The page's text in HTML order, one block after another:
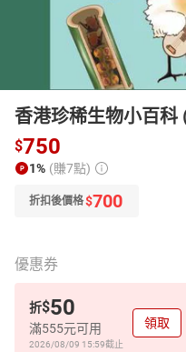
香港珍稀生物小百科
$750
1% (賺7點)
折扣後價格$700
優惠券
折$50
滿555元可用
2026/08/09 15:59截止
領取